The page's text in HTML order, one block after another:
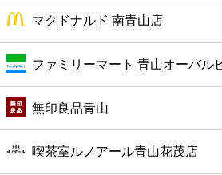
公共
病院
マクドナルド 南青山店
ファミリーマート 青山オーバル
無印良品青山
喫茶室ルノアール青山花茂店